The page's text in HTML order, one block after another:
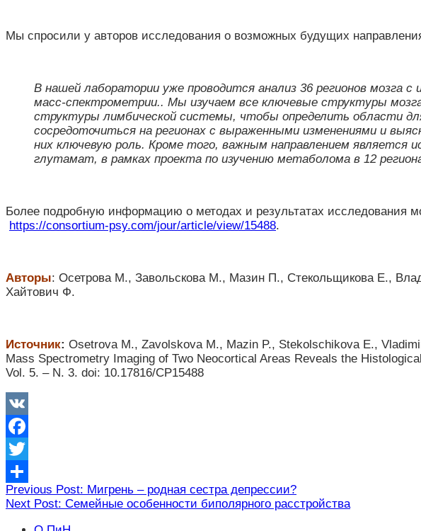
Мы спросили у авторов исследования о возможных будущих
В нашей лаборатории уже проводится анализ 36 регионов мозга с
масс-спектрометрии.. Мы изучаем все ключевые структуры
структуры лимбической системы, чтобы определить области
сосредоточиться на регионах с выраженными изменениями и
них ключевую роль. Кроме того, важным направлением является
глутамат, в рамках проекта по изучению метаболома в 12
Более подробную информацию о методах и результатах исследования
https://consortium-psy.com/jour/article/view/15488.
Авторы: Осетрова М., Завольскова М., Мазин П., Стекольщикова Е.,
Хайтович Ф.
Источник: Osetrova M., Zavolskova M., Mazin P., Stekolschikova E.,
Mass Spectrometry Imaging of Two Neocortical Areas Reveals the
Vol. 5. – N. 3. doi: 10.17816/CP15488
VK
Facebook
Twitter
Отправить
Навигация
по
Previous Post: Мигрень – родная сестра депрессии?
Next Post: Семейные особенности биполярного расстройства